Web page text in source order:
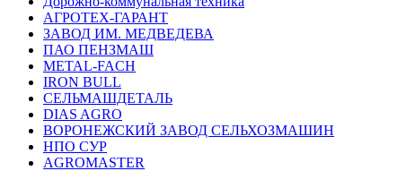
АГРОТЕХ-ГАРАНТ
ЗАВОД ИМ. МЕДВЕДЕВА
ПАО ПЕНЗМАШ
METAL-FACH
IRON BULL
СЕЛЬМАШДЕТАЛЬ
DIAS AGRO
ВОРОНЕЖСКИЙ ЗАВОД СЕЛЬХОЗМАШИН
НПО СУР
AGROMASTER